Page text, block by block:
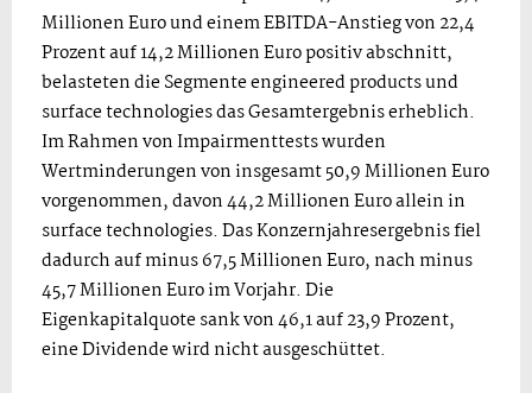
Millionen Euro und einem EBITDA-Anstieg von 22,4
Prozent auf 14,2 Millionen Euro positiv abschnitt,
belasteten die Segmente engineered products und
surface technologies das Gesamtergebnis erheblich.
Im Rahmen von Impairmenttests wurden
Wertminderungen von insgesamt 50,9 Millionen Euro
vorgenommen, davon 44,2 Millionen Euro allein in
surface technologies. Das Konzernjahresergebnis fiel
dadurch auf minus 67,5 Millionen Euro, nach minus
45,7 Millionen Euro im Vorjahr. Die
Eigenkapitalquote sank von 46,1 auf 23,9 Prozent,
eine Dividende wird nicht ausgeschüttet.